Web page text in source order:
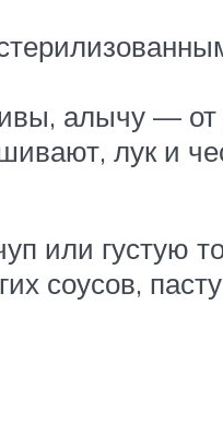
алычу — от
лук и
или густую
соусов,